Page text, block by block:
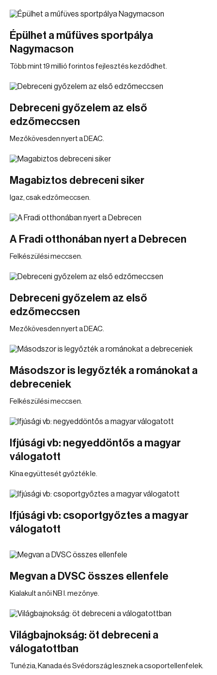
Épülhet a műfüves sportpálya
Nagymacson
Több mint 19 millió forintos fejlesztés kezdődhet.
Debreceni győzelem az első
edzőmeccsen
Mezőkövesden nyert a DEAC.
Magabiztos debreceni siker
Igaz, csak edzőmeccsen.
A Fradi otthonában nyert a Debrecen
Felkészülési meccsen.
Debreceni győzelem az első
edzőmeccsen
Mezőkövesden nyert a DEAC.
Másodszor is legyőzték a románokat a
debreceniek
Felkészülési meccsen.
Ifjúsági vb: negyeddöntős a magyar
válogatott
Kína együttesét győzték le.
Ifjúsági vb: csoportgyőztes a magyar
válogatott
Megvan a DVSC összes ellenfele
Kialakult a női NB I. mezőnye.
Világbajnokság: öt debreceni a
válogatottban
Tunézia, Kanada és Svédország lesznek a csoportellenfelek.